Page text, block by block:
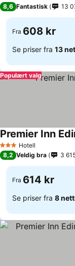
8,6 Fantastisk 13
Fra 608 kr
Se priser fra 13
Populært valg
3 StjernerHotell
Premier Inn
8,2 Veldig bra 3
Fra 614 kr
Se priser fra 8